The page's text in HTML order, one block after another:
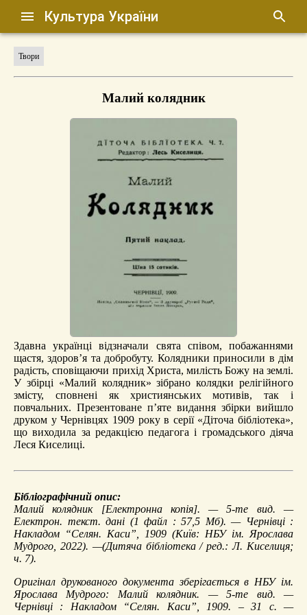
Культура України
Твори
Малий колядник
Здавна українці відзначали свята співом, побажаннями
щастя, здоров’я та добробуту. Колядники приносили в дім
радість, сповіщаючи прихід Христа, милість Божу на землі.
У збірці «Малий колядник» зібрано колядки релігійного
змісту, сповнені як християнських мотивів, так і
повчальних. Презентоване п’яте видання збірки вийшло
друком у Чернівцях 1909 року в серії «Діточа бібліотека»,
що виходила за редакцією педагога і громадського діяча
Леся Киселиці.
Бібліографічний опис:
Малий колядник[Електронна копія]. — 5-те вид. —
Електрон. текст. дані (1 файл : 57,5 Мб). — Чернівці :
Накладом “Селян. Каси”, 1909 (Київ: НБУ ім. Ярослава
Мудрого, 2022). —(Дитяча бібліотека / ред.: Л. Киселиця;
ч. 7).
Оригінал друкованого документа зберігається в НБУ ім.
Ярослава Мудрого: Малий колядник. — 5-те вид. —
Чернівці : Накладом “Селян. Каси”, 1909. – 31 с. —